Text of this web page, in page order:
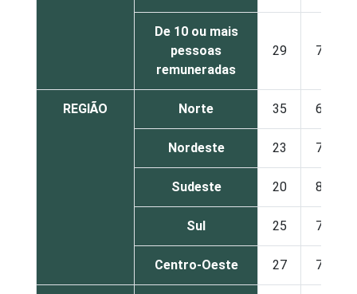
De 10 ou mais
pessoas
remuneradas
29 70
REGIÃO Norte 35 65
Nordeste 23 76
Sudeste 20 80
Sul 25 75
Centro-Oeste 27 72